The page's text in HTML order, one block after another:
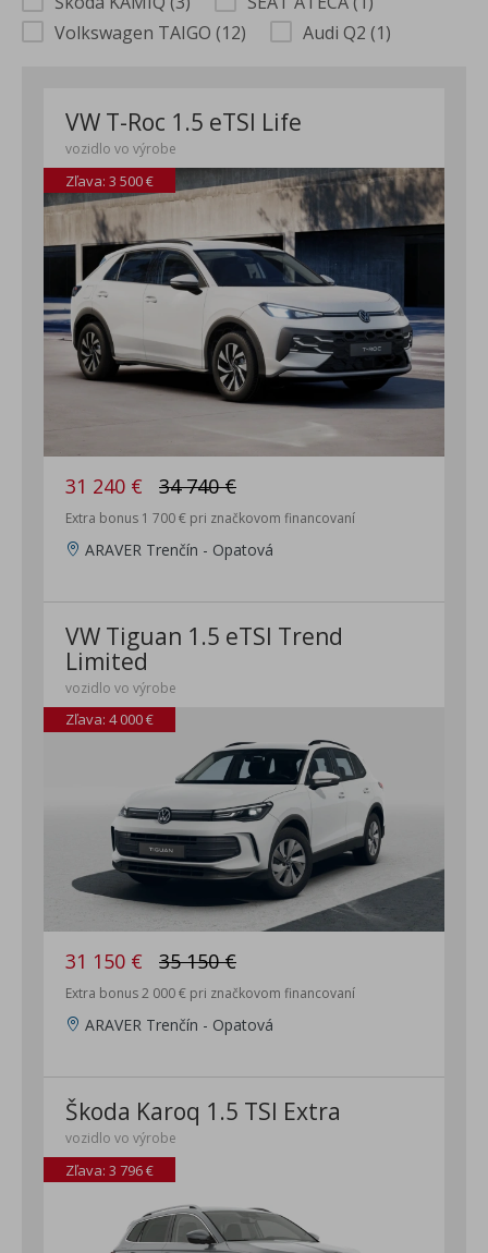
Volkswagen TAIGO (12)
Audi Q2 (1)
VW T-Roc 1.5 eTSI Life
vozidlo vo výrobe
Zľava: 3 500 €
31 240 € 34 740 €
Extra bonus 1 700 € pri značkovom financovaní
ARAVER Trenčín - Opatová
VW Tiguan 1.5 eTSI Trend
Limited
vozidlo vo výrobe
Zľava: 4 000 €
31 150 € 35 150 €
Extra bonus 2 000 € pri značkovom financovaní
ARAVER Trenčín - Opatová
Škoda Karoq 1.5 TSI Extra
vozidlo vo výrobe
Zľava: 3 796 €